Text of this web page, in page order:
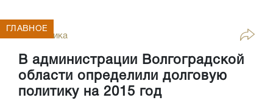
Экономика
В администрации Волгоградской
области определили долговую
политику на 2015 год
ГЛАВНОЕ